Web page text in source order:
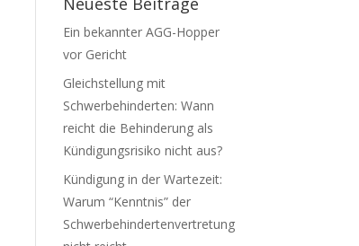
Ein bekannter AGG-Hopper
vor Gericht
Gleichstellung mit
Schwerbehinderten: Wann
reicht die Behinderung als
Kündigungsrisiko nicht aus?
Kündigung in der Wartezeit:
Warum “Kenntnis” der
Schwerbehindertenvertretung